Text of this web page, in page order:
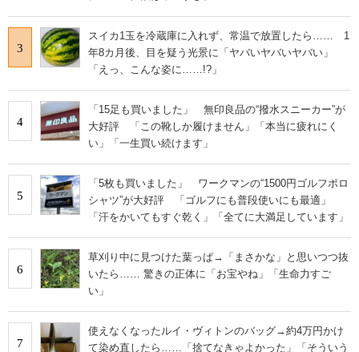
3
スイカ1玉を冷蔵庫に入れず、常温で放置したら…… 1
年8カ月後、目を疑う光景に「ヤバいヤバいヤバい」
「えっ、こんな姿に……!?」
4
「15足も買いました」 無印良品の“撥水スニーカー”が
大好評 「この靴しか履けません」「本当に疲れにく
い」「一生買い続けます」
5
「5枚も買いました」 ワークマンの“1500円ゴルフポロ
シャツ”が大好評 「ゴルフにも普段使いにも最適」
「汗をかいてもすぐ乾く」「全てに大満足しています」
6
草刈り中に見つけた葉っぱ→「まさかな」と思いつつ抜
いたら…… 驚きの正体に「お宝やね」「生命力すご
い」
7
使えなくなったルイ・ヴィトンのバッグ→約4万円かけ
て染め直したら……「捨てなきゃよかった」「そういう